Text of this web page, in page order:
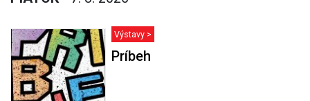
Výstavy >
Príbeh